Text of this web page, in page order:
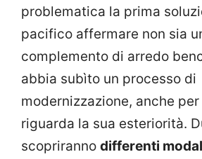
problematica la prima
pacifico affermare non sia
complemento di arredo
abbia subìto un processo di
modernizzazione, anche
riguarda la sua esteriorità.
scopriranno differenti